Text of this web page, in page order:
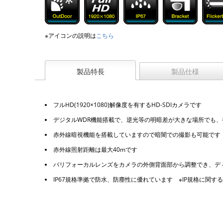
※アイコンの説明はこちら
製品特長 製品仕様
フルHD(1920×1080)解像度を有するHD-SDIカメラです
デジタルWDR機能搭載で、逆光等の明暗差が大きな場所でも
赤外線暗視機能を搭載していますので暗闇での撮影も可能です
赤外線照射距離は最大40mです
バリフォーカルレンズをカメラの外側背面部から調整でき、
IP67規格準拠で防水、防塵性に優れています ※IP規格に関す